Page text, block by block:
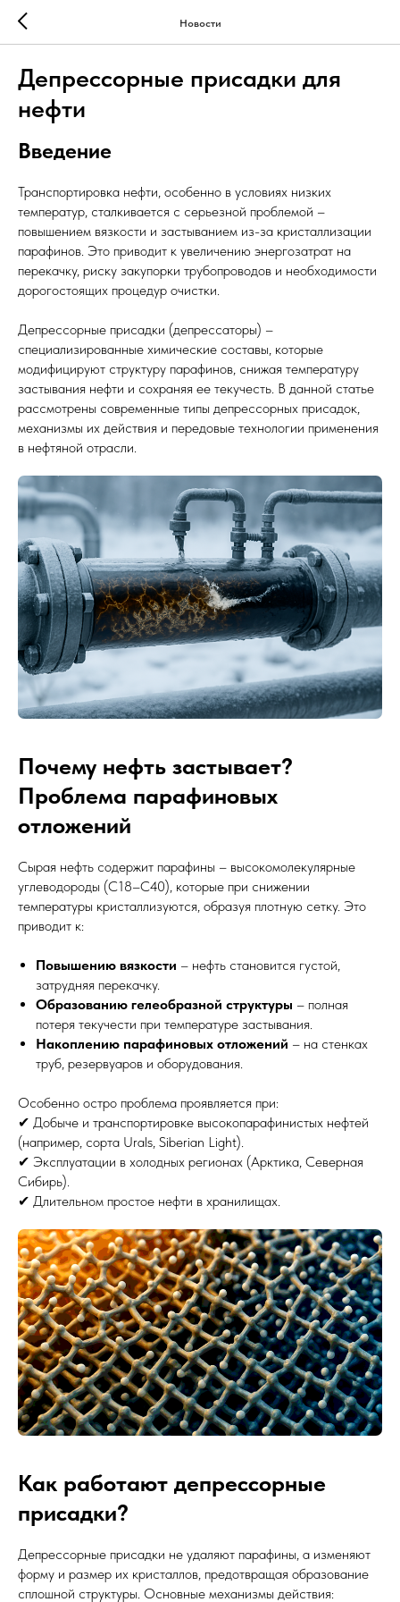
Новости
Депрессорные присадки для
нефти
Введение
Транспортировка нефти, особенно в условиях низких
температур, сталкивается с серьезной проблемой –
повышением вязкости и застыванием из-за кристаллизации
парафинов. Это приводит к увеличению энергозатрат на
перекачку, риску закупорки трубопроводов и необходимости
дорогостоящих процедур очистки.
Депрессорные присадки (депрессаторы) –
специализированные химические составы, которые
модифицируют структуру парафинов, снижая температуру
застывания нефти и сохраняя ее текучесть. В данной статье
рассмотрены современные типы депрессорных присадок,
механизмы их действия и передовые технологии применения
в нефтяной отрасли.
Почему нефть застывает?
Проблема парафиновых
отложений
Сырая нефть содержит парафины – высокомолекулярные
углеводороды (С18–С40), которые при снижении
температуры кристаллизуются, образуя плотную сетку. Это
приводит к:
Повышению вязкости – нефть становится густой,
затрудняя перекачку.
Образованию гелеобразной структуры – полная
потеря текучести при температуре застывания.
Накоплению парафиновых отложений – на стенках
труб, резервуаров и оборудования.
Особенно остро проблема проявляется при:
✔ Добыче и транспортировке высокопарафинистых нефтей
(например, сорта Urals, Siberian Light).
✔ Эксплуатации в холодных регионах (Арктика, Северная
Сибирь).
✔ Длительном простое нефти в хранилищах.
Как работают депрессорные
присадки?
Депрессорные присадки не удаляют парафины, а изменяют
форму и размер их кристаллов, предотвращая образование
сплошной структуры. Основные механизмы действия: